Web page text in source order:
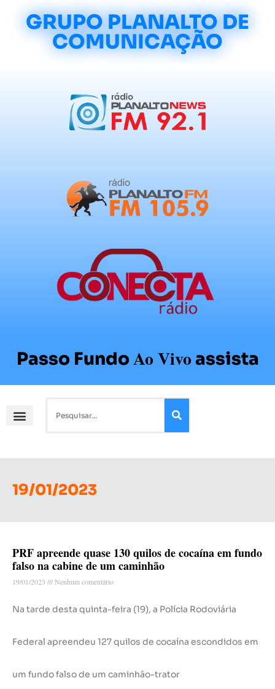
GRUPO PLANALTO DE
COMUNICAÇÃO
Passo FundoAo Vivoassista
19/01/2023
PRF apreende quase 130 quilos de cocaína em fundo
falso na cabine de um caminhão
19/01/2023 Nenhum comentário
Na tarde desta quinta-feira (19), a Polícia Rodoviária
Federal apreendeu 127 quilos de cocaína escondidos em
um fundo falso de um caminhão-trator